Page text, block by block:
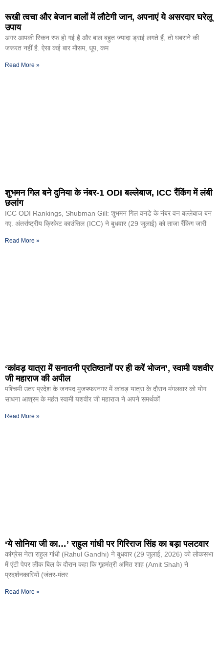
रूखी त्वचा और बेजान बालों में लौटेगी जान, अपनाएं ये असरदार घरेलू
उपाय
अगर आपकी स्किन रफ हो गई है और बाल बहुत ज्यादा ड्राई लगते हैं, तो घबराने की
जरूरत नहीं है. ऐसा कई बार मौसम, धूप, कम
Read More »
शुभमन गिल बने दुनिया के नंबर-1 ODI बल्लेबाज, ICC रैंकिंग में लंबी
छलांग
ICC ODI Rankings, Shubman Gill: शुभमन गिल वनडे के नंबर वन बल्लेबाज बन
गए. अंतर्राष्ट्रीय क्रिकेट काउंसिल (ICC) ने बुधवार (29 जुलाई) को ताजा रैंकिंग जारी
Read More »
‘कांवड़ यात्रा में सनातनी प्रतिष्ठानों पर ही करें भोजन’, स्वामी यशवीर
जी महाराज की अपील
पश्चिमी उतर प्रदेश के जनपद मुजफ्फरनगर में कांवड़ यात्रा के दौरान मंगलवार को योग
साधना आश्रम के महंत स्वामी यशवीर जी महाराज ने अपने समर्थकों
Read More »
‘ये सोनिया जी का…’ राहुल गांधी पर गिरिराज सिंह का बड़ा पलटवार
कांग्रेस नेता राहुल गांंधी (Rahul Gandhi) ने बुधवार (29 जुलाई, 2026) को लोकसभा
में एंटी पेपर लीक बिल के दौरान कहा कि गृहमंत्री अमित शाह (Amit Shah) ने
प्रदर्शनकारियों (जंतर-मंतर
Read More »